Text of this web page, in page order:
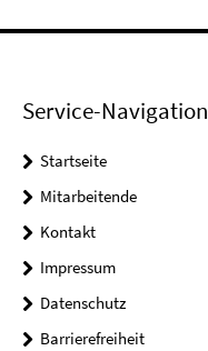
Service-Navigation
Startseite
Mitarbeitende
Kontakt
Impressum
Datenschutz
Barrierefreiheit